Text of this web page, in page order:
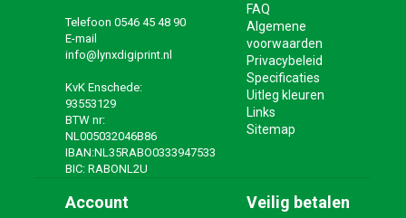
Telefoon 0546 45 48 90
E-mail
info@lynxdigiprint.nl
KvK Enschede:
93553129
BTW nr:
NL005032046B86
IBAN:NL35RABO0333947533
BIC: RABONL2U
FAQ
Algemene
voorwaarden
Privacybeleid
Specificaties
Uitleg kleuren
Links
Sitemap
Account Veilig betalen